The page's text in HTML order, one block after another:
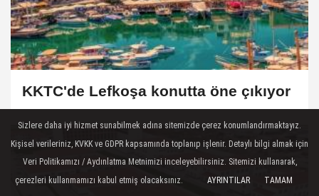
KKTC'de Lefkoşa konutta öne çıkıyor
Sizlere daha iyi hizmet sunabilmek adına sitemizde çerez konumlandırmaktayız.
Kişisel verileriniz, KVKK ve GDPR kapsamında toplanıp işlenir. Detaylı bilgi almak için
Veri Politikamızı / Aydınlatma Metnimizi inceleyebilirsiniz. Sitemizi kullanarak,
çerezleri kullanmamızı kabul etmiş olacaksınız.
AYRINTILAR TAMAM